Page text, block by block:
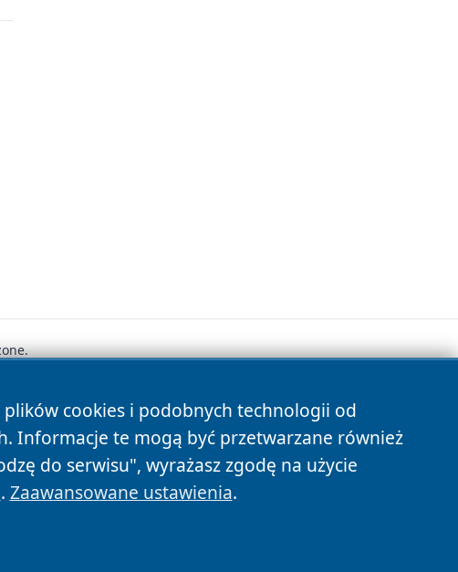
plików cookies i podobnych technologii od
Informacje te mogą być przetwarzane również
do serwisu", wyrażasz zgodę na użycie
. Zaawansowane ustawienia.